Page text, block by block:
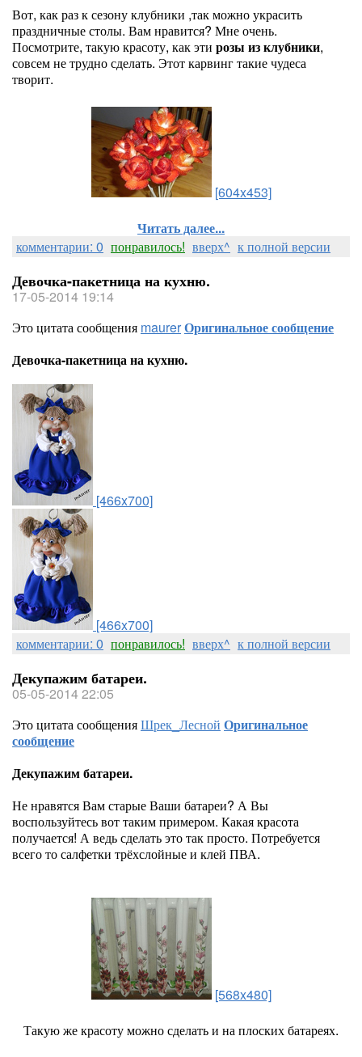
Вот, как раз к сезону клубники ,так можно украсить
праздничные столы. Вам нравится? Мне очень.
Посмотрите, такую красоту, как эти розы из клубники,
совсем не трудно сделать. Этот карвинг такие чудеса
творит.
[604x453]
Читать далее...
комментарии: 0 понравилось! вверх^ к полной версии
Девочка-пакетница на кухню.
17-05-2014 19:14
Это цитата сообщения maurerОригинальное сообщение
Девочка-пакетница на кухню.
[466x700]
[466x700]
комментарии: 0 понравилось! вверх^ к полной версии
Декупажим батареи.
05-05-2014 22:05
Это цитата сообщенияШрек_Лесной Оригинальное
сообщение
Декупажим батареи.
Не нравятся Вам старые Ваши батареи? А Вы
воспользуйтесь вот таким примером. Какая красота
получается! А ведь сделать это так просто. Потребуется
всего то салфетки трёхслойные и клей ПВА.
[568x480]
Такую же красоту можно сделать и на плоских батареях.